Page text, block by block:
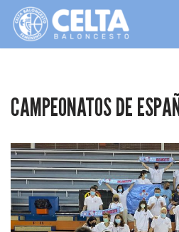
Saltar
CAMPEONATOS DE